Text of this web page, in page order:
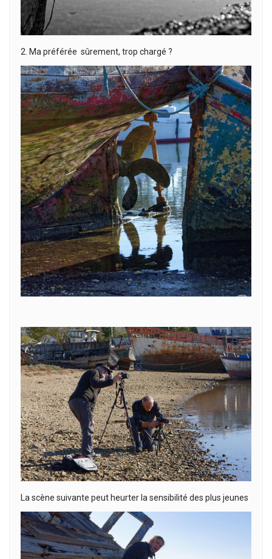
2. Ma préférée sûrement, trop chargé ?
La scène suivante peut heurter la sensibilité des plus jeunes